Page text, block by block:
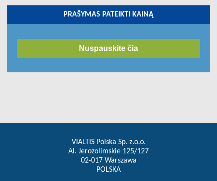
PRAŠYMAS PATEIKTI KAINĄ
Nuspauskite čia
VIALTIS Polska Sp. z.o.o.
Al. Jerozolimskie 125/127
02-017 Warszawa
POLSKA